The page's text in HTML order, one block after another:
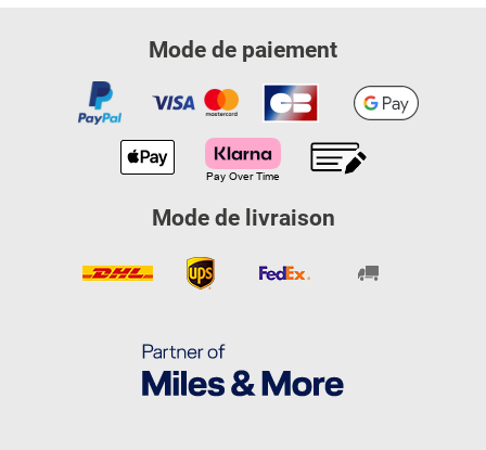
Mode de paiement
Mode de livraison